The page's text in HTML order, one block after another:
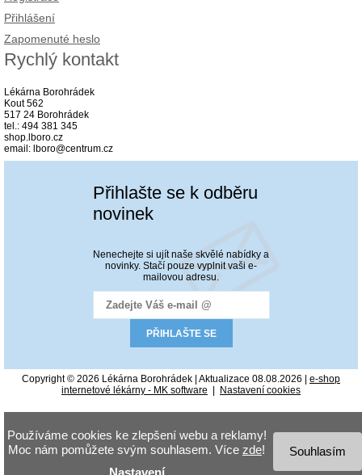
Přihlášení
Zapomenuté heslo
Rychlý kontakt
Lékárna Borohrádek
Kout 562
517 24 Borohrádek
tel.: 494 381 345
shop.lboro.cz
email: lboro@centrum.cz
Přihlašte se k odběru
novinek
Nenechejte si ujít naše skvělé nabídky a
novinky. Stačí pouze vyplnit vaši e-
mailovou adresu.
Copyright © 2026 Lékárna Borohrádek | Aktualizace 08.08.2026 | e-shop
internetové lékárny - MK software
Nastavení cookies
Souhlasím
Používáme cookies ke zlepšení webu a reklamy!
Moc nám pomůžete svým souhlasem. Více zde!
Nastavení